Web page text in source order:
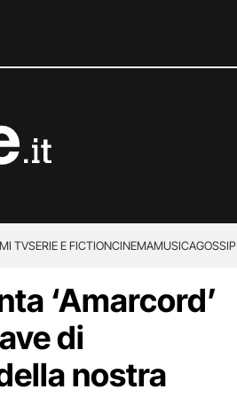
TVSERIE E FICTIONCINEMAMUSICAGOSSIP
‘Amarcord’
di
nostra